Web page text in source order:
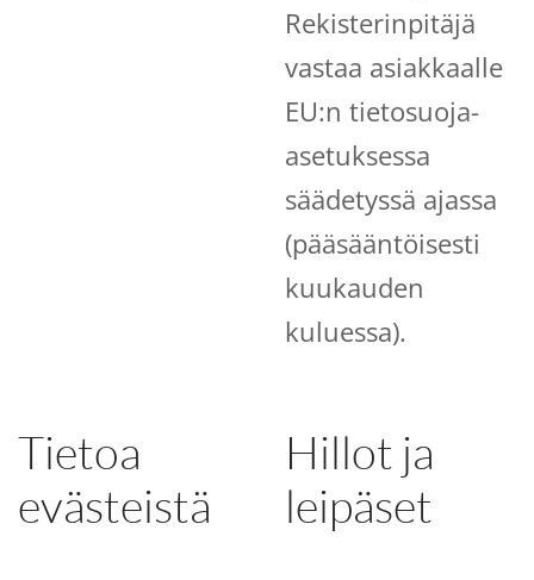
Rekisterinpitäjä
vastaa asiakkaalle
EU:n tietosuoja-
asetuksessa
säädetyssä ajassa
(pääsääntöisesti
kuukauden
kuluessa).
Tietoa
evästeistä
Hillot ja
leipäset